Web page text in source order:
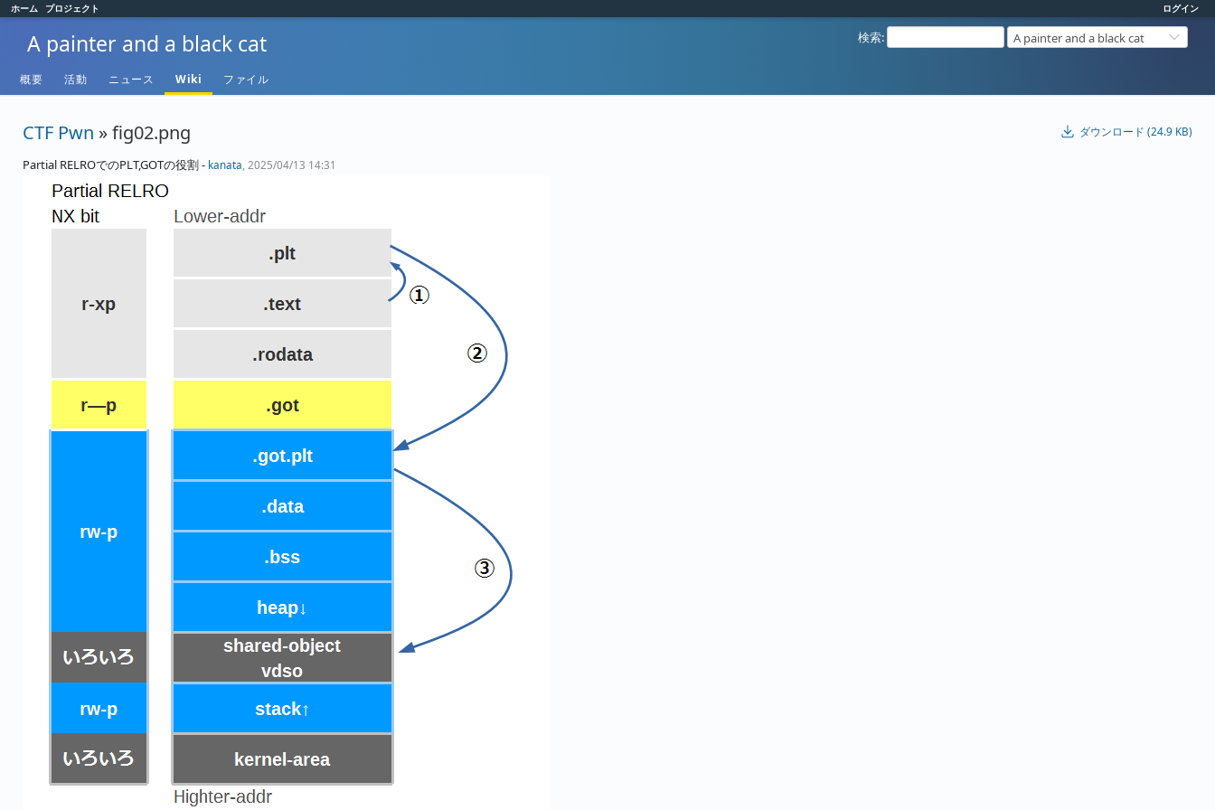
ログイン
ホーム プロジェクト
検索: A painter and a black cat
A painter and a black cat
概要 活動 ニュース Wiki ファイル
ダウンロード (24.9 KB)
CTF Pwn » fig02.png
Partial RELROでのPLT,GOTの役割 - kanata , 2025/04/13 14:31